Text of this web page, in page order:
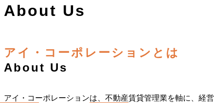
About Us
アイ・コーポレーションとは
About Us
アイ・コーポレーションは、不動産賃貸管理業を軸に、経営